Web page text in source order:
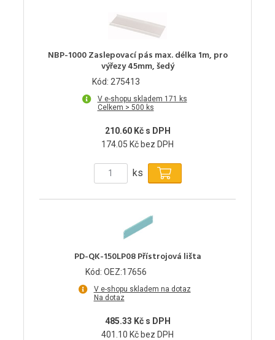
NBP-1000 Zaslepovací pás max. délka 1m, pro
výřezy 45mm, šedý
Kód: 275413
V e-shopu skladem 171 ks
Celkem > 500 ks
210.60 Kč s DPH
174.05 Kč bez DPH
ks
PD-QK-150LP08 Přístrojová lišta
Kód: OEZ:17656
V e-shopu skladem na dotaz
Na dotaz
485.33 Kč s DPH
401.10 Kč bez DPH